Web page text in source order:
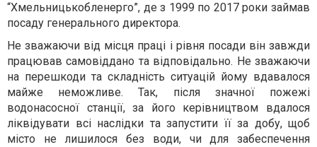
“Хмельницькобленерго”, де з 1999 по 2017 роки займав
посаду генерального директора.
Не зважаючи від місця праці і рівня посади він завжди
працював самовіддано та відповідально. Не зважаючи
на перешкоди та складність ситуацій йому вдавалося
майже неможливе. Так, після значної пожежі
водонасосної станції, за його керівництвом вдалося
ліквідувати всі наслідки та запустити її за добу, щоб
місто не лишилося без води, чи для забеспечення